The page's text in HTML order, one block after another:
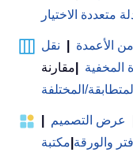
متعددة الاختيار
الأعمدة
نقل
المخفية
مقارنة
المختلفة
عرض التصميم
والورقة مكتبة